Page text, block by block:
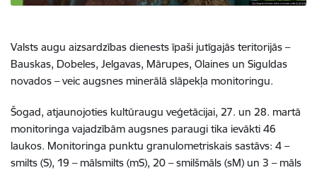
Valsts augu aizsardzības dienests īpaši jutīgajās teritorijās –
Bauskas, Dobeles, Jelgavas, Mārupes, Olaines un Siguldas
novados – veic augsnes minerālā slāpekļa monitoringu.
Šogad, atjaunojoties kultūraugu veģetācijai, 27. un 28. martā
monitoringa vajadzībām augsnes paraugi tika ievākti 46
laukos. Monitoringa punktu granulometriskais sastāvs: 4 –
smilts (S), 19 – mālsmilts (mS), 20 – smilšmāls (sM) un 3 – māls